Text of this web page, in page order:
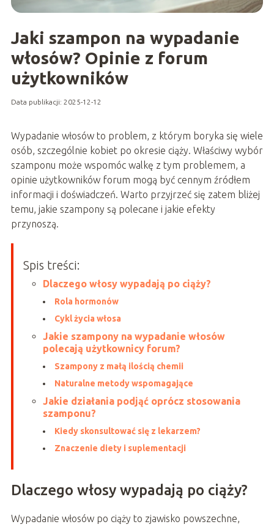
Jaki szampon na wypadanie
włosów? Opinie z forum
użytkowników
Data publikacji: 2025-12-12
Wypadanie włosów to problem, z którym boryka się wiele
osób, szczególnie kobiet po okresie ciąży. Właściwy wybór
szamponu może wspomóc walkę z tym problemem, a
opinie użytkowników forum mogą być cennym źródłem
informacji i doświadczeń. Warto przyjrzeć się zatem bliżej
temu, jakie szampony są polecane i jakie efekty
przynoszą.
Spis treści:
Dlaczego włosy wypadają po ciąży?
Rola hormonów
Cykl życia włosa
Jakie szampony na wypadanie włosów
polecają użytkownicy forum?
Szampony z małą ilością chemii
Naturalne metody wspomagające
Jakie działania podjąć oprócz stosowania
szamponu?
Kiedy skonsultować się z lekarzem?
Znaczenie diety i suplementacji
Dlaczego włosy wypadają po ciąży?
Wypadanie włosów po ciąży to zjawisko powszechne,